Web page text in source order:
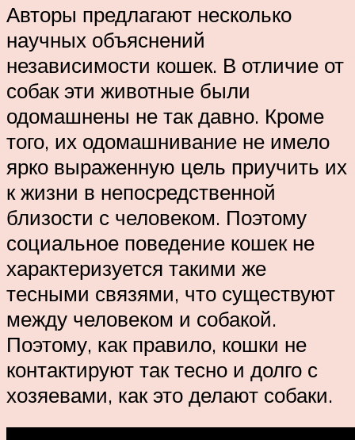
Авторы предлагают несколько
научных объяснений
независимости кошек. В отличие от
собак эти животные были
одомашнены не так давно. Кроме
того, их одомашнивание не имело
ярко выраженную цель приучить их
к жизни в непосредственной
близости с человеком. Поэтому
социальное поведение кошек не
характеризуется такими же
тесными связями, что существуют
между человеком и собакой.
Поэтому, как правило, кошки не
контактируют так тесно и долго с
хозяевами, как это делают собаки.